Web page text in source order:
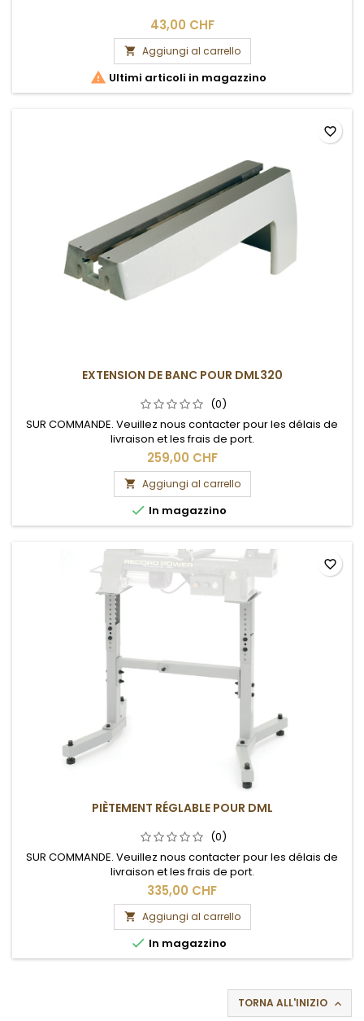
43,00 CHF
 Aggiungi al carrello
 Ultimi articoli in magazzino
EXTENSION DE BANC POUR DML320
(0)
SUR COMMANDE. Veuillez nous contacter pour les délais de
livraison et les frais de port.
259,00 CHF
 Aggiungi al carrello
 In magazzino
favorite_border
PIÈTEMENT RÉGLABLE POUR DML
(0)
SUR COMMANDE. Veuillez nous contacter pour les délais de
livraison et les frais de port.
335,00 CHF
 Aggiungi al carrello
 In magazzino
favorite_border
TORNA ALL'INIZIO 